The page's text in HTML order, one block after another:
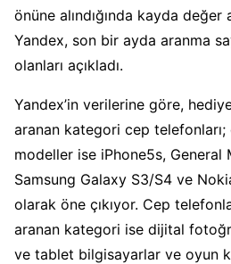
önüne alındığında kayda
Yandex, son bir ayda aranma
olanları açıkladı.
Yandex’in verilerine göre,
aranan kategori cep
modeller ise iPhone5s, General
Samsung Galaxy S3/S4 ve
olarak öne çıkıyor. Cep
aranan kategori ise dijital
ve tablet bilgisayarlar ve oyun